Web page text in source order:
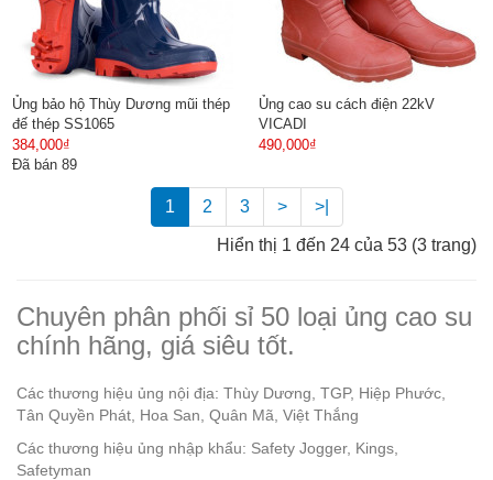
Ủng bảo hộ Thùy Dương mũi thép
đế thép SS1065
384,000₫
Đã bán 89
Ủng cao su cách điện 22kV
VICADI
490,000₫
1 2 3 > >|
Hiển thị 1 đến 24 của 53 (3 trang)
Chuyên phân phối sỉ 50 loại ủng cao su
chính hãng, giá siêu tốt.
Các thương hiệu ủng nội địa: Thùy Dương, TGP, Hiệp Phước,
Tân Quyền Phát, Hoa San, Quân Mã, Việt Thắng
Các thương hiệu ủng nhập khẩu: Safety Jogger, Kings,
Safetyman